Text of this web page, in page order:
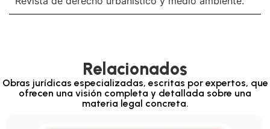
Relacionados
Obras jurídicas especializadas, escritas por expertos, que
ofrecen una visión completa y detallada sobre una
materia legal concreta.